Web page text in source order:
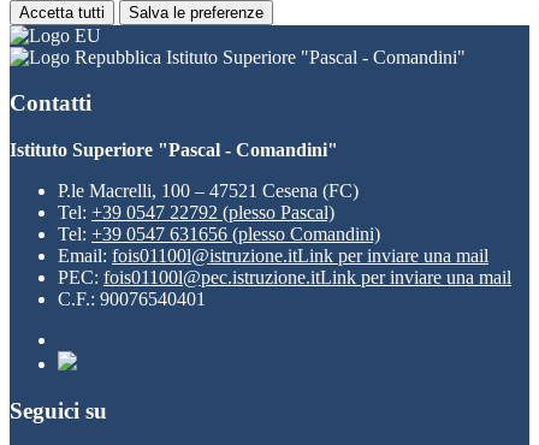
Accetta tutti Salva le preferenze
Istituto Superiore "Pascal - Comandini"
Contatti
Istituto Superiore "Pascal - Comandini"
P.le Macrelli, 100 – 47521 Cesena (FC)
Tel: +39 0547 22792 (plesso Pascal)
Tel: +39 0547 631656 (plesso Comandini)
Email: fois01100l@istruzione.itLink per inviare una mail
PEC: fois01100l@pec.istruzione.itLink per inviare una mail
C.F.: 90076540401
Seguici su